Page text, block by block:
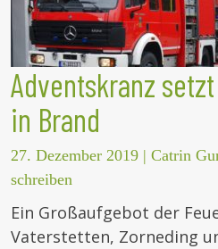
Adventskranz
in Brand
27. Dezember 2019 | Catrin
schreiben
Ein Großaufgebot der
Vaterstetten, Zorneding